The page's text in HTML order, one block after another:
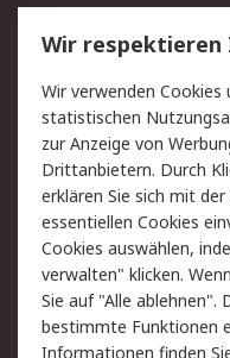
Service
Value Added
Rücksendung/
Hilfe
Rechtliches
RS Verkaufs- und
Lieferbedingungen
Cookie-Richtlinie
Impressum
Wir
Wir verwenden Cookies
statistischen
zur Anzeige von
Drittanbietern. Durch
erklären Sie sich mit
essentiellen Cookies
Cookies auswählen,
verwalten" klicken.
Sie auf "Alle ablehnen".
bestimmte Funktionen
Informationen finden